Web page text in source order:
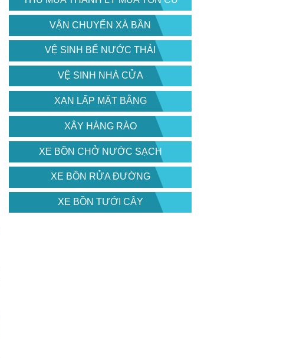
VẬN CHUYỂN XÀ BẦN
VỆ SINH BỂ NƯỚC THẢI
VỆ SINH NHÀ CỬA
XAN LẤP MẶT BẰNG
XÂY HÀNG RÀO
XE BỒN CHỞ NƯỚC SẠCH
XE BỒN RỬA ĐƯỜNG
XE BỒN TƯỚI CÂY